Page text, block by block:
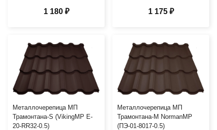
1 180 ₽ 1 175 ₽
Металлочерепица МП
Трамонтана-S (VikingMP E-
20-RR32-0.5)
Металлочерепица МП
Трамонтана-M NormanMP
(ПЭ-01-8017-0.5)